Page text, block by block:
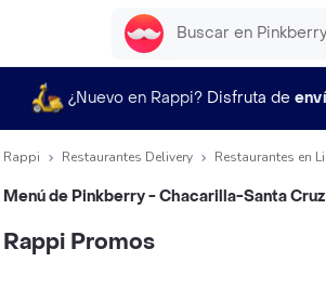
¿Nuevo en Rappi? Disfruta de
Rappi Restaurantes Delivery Restaurantes en
Menú de Pinkberry - Chacarilla-Santa Cruz
Rappi Promos